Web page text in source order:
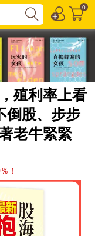
0
殖利率上看
倒股、步步
老牛緊緊
！